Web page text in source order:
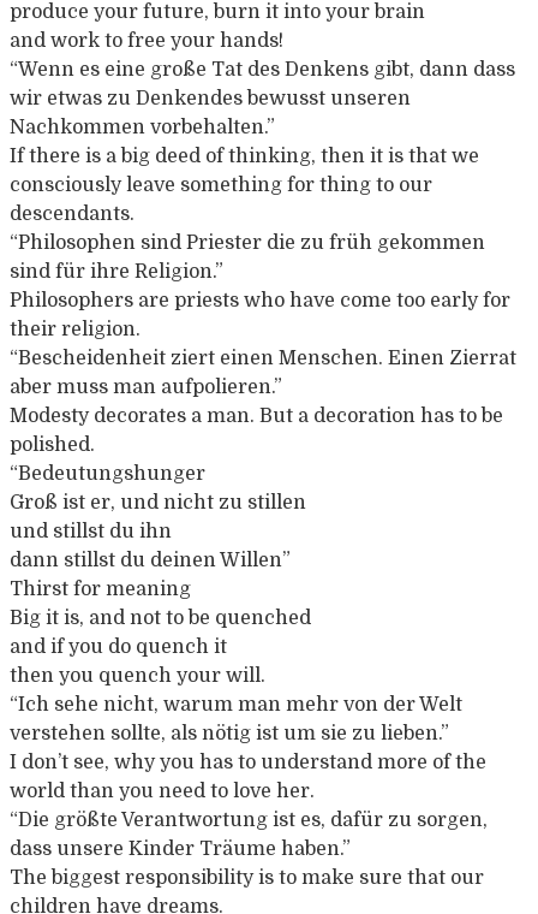
produce your future, burn it into your brain
and work to free your hands!
“Wenn es eine große Tat des Denkens gibt, dann dass
wir etwas zu Denkendes bewusst unseren
Nachkommen vorbehalten.”
If there is a big deed of thinking, then it is that we
consciously leave something for thing to our
descendants.
“Philosophen sind Priester die zu früh gekommen
sind für ihre Religion.”
Philosophers are priests who have come too early for
their religion.
“Bescheidenheit ziert einen Menschen. Einen Zierrat
aber muss man aufpolieren.”
Modesty decorates a man. But a decoration has to be
polished.
“Bedeutungshunger
Groß ist er, und nicht zu stillen
und stillst du ihn
dann stillst du deinen Willen”
Thirst for meaning
Big it is, and not to be quenched
and if you do quench it
then you quench your will.
“Ich sehe nicht, warum man mehr von der Welt
verstehen sollte, als nötig ist um sie zu lieben.”
I don’t see, why you has to understand more of the
world than you need to love her.
“Die größte Verantwortung ist es, dafür zu sorgen,
dass unsere Kinder Träume haben.”
The biggest responsibility is to make sure that our
children have dreams.